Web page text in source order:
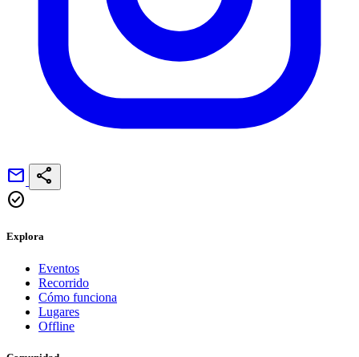
mail share
check_circle
Explora
Eventos
Recorrido
Cómo funciona
Lugares
Offline